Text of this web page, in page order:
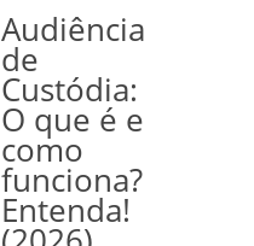
Audiência
de
Custódia:
O que é e
como
funciona?
Entenda!